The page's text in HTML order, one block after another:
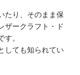
たり、そのまま保
ザークラフト・ド
。
しても知られてい